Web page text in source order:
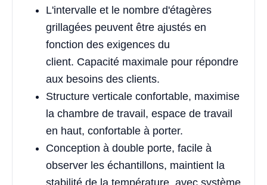
L'intervalle et le nombre d'étagères
grillagées peuvent être ajustés en
fonction des exigences du
client. Capacité maximale pour répondre
aux besoins des clients.
Structure verticale confortable, maximise
la chambre de travail, espace de travail
en haut, confortable à porter.
Conception à double porte, facile à
observer les échantillons, maintient la